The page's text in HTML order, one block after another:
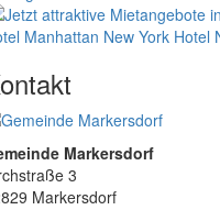
Manhattan New York Hotel
Markersdorf
3
Markersdorf